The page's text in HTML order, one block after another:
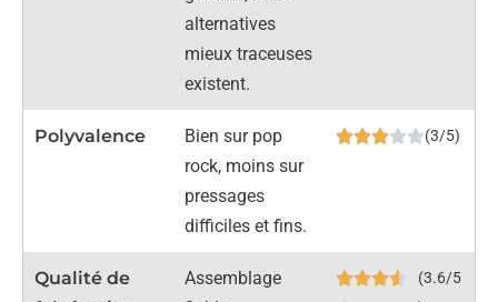
alternatives
mieux traceuses
existent.
Polyvalence
Bien sur pop
rock, moins sur
pressages
difficiles et fins.
(3/5)
Qualité de
Assemblage
(3.6/5